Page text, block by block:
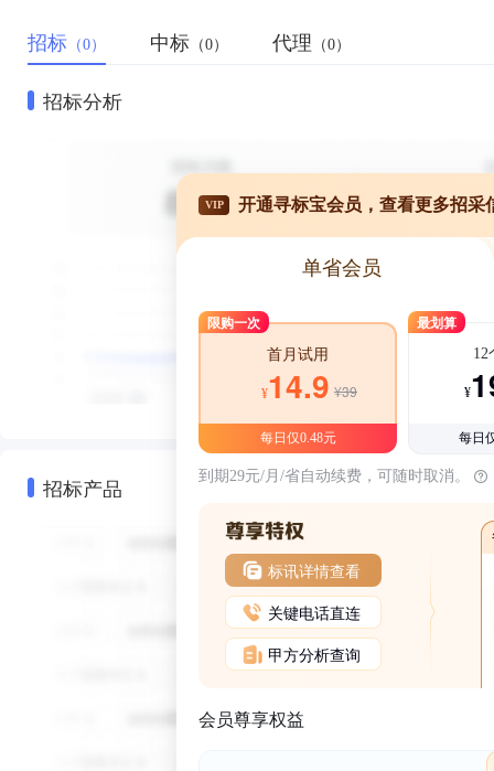
招标 （0） 中标 （0） 代理 （0）
招标分析
招标产品
VIP 开通寻标宝会员，查看更多招采
单省会员
限购一次
首月试用
¥14.9 ¥39
每日仅0.48元
最划算
12
¥
每日
到期29元/月/省自动续费，可随时取消。
标讯详情查看
关键电话直连
甲方分析查询
会员尊享权益